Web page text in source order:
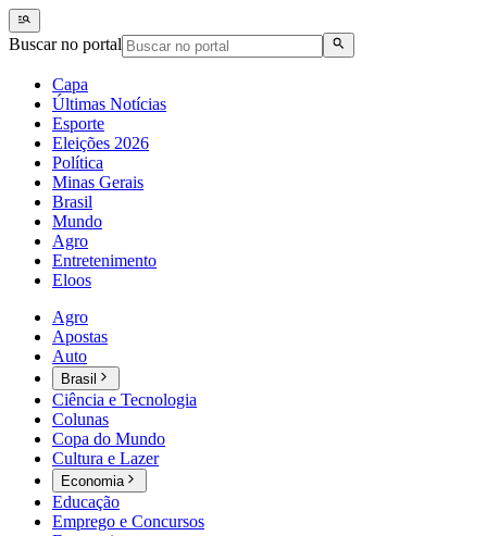
Buscar no portal
Capa
Últimas Notícias
Esporte
Eleições 2026
Política
Minas Gerais
Brasil
Mundo
Agro
Entretenimento
Eloos
Agro
Apostas
Auto
Brasil
Ciência e Tecnologia
Colunas
Copa do Mundo
Cultura e Lazer
Economia
Educação
Emprego e Concursos